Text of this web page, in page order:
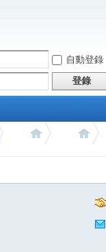
自動登錄
登錄